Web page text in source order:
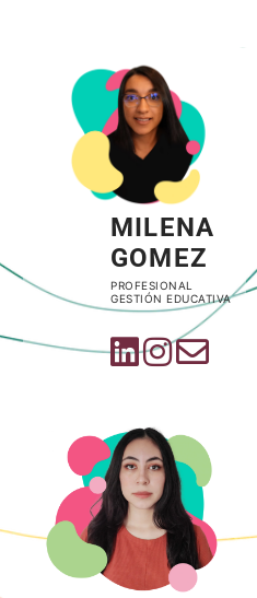
MILENA
GOMEZ
PROFESIONAL
GESTIÓN EDUCATIVA